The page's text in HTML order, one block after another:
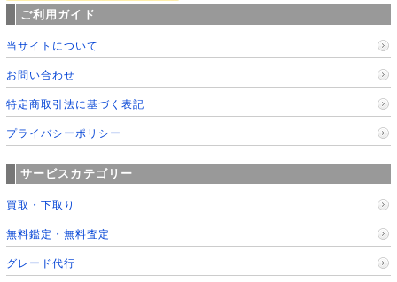
ご利用ガイド
当サイトについて
お問い合わせ
特定商取引法に基づく表記
プライバシーポリシー
サービスカテゴリー
買取・下取り
無料鑑定・無料査定
グレード代行